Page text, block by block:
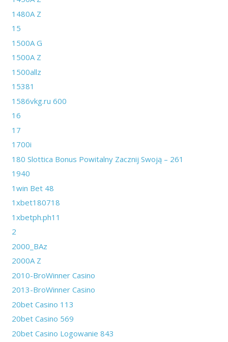
1480A Z
15
1500A G
1500A Z
1500allz
15381
1586vkg.ru 600
16
17
1700i
180 Slottica Bonus Powitalny Zacznij Swoją – 261
1940
1win Bet 48
1xbet180718
1xbetph.ph11
2
2000_BAz
2000A Z
2010-BroWinner Casino
2013-BroWinner Casino
20bet Casino 113
20bet Casino 569
20bet Casino Logowanie 843